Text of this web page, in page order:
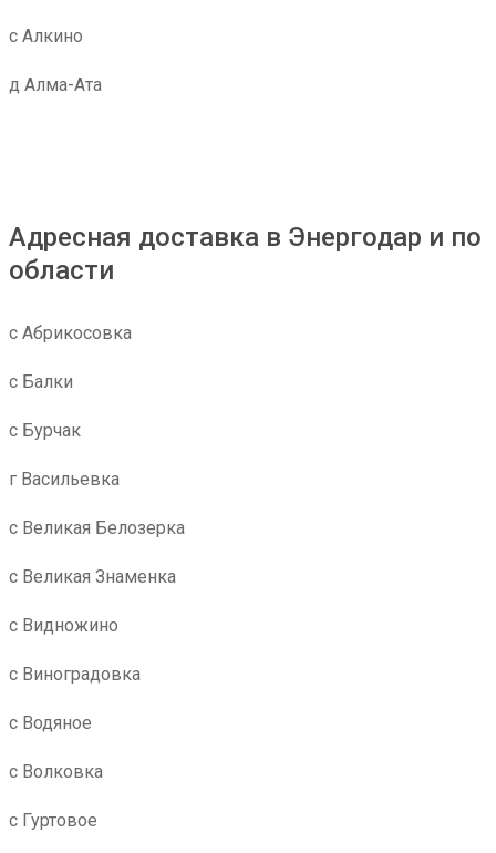
с Алкино
д Алма-Ата
Адресная доставка в Энергодар и по
области
с Абрикосовка
с Балки
с Бурчак
г Васильевка
с Великая Белозерка
с Великая Знаменка
с Видножино
с Виноградовка
с Водяное
с Волковка
с Гуртовое